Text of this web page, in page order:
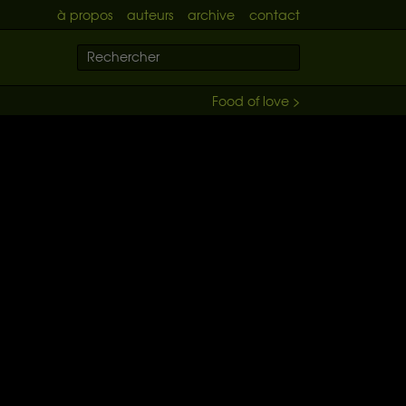
à propos auteurs archive contact
Food of love >